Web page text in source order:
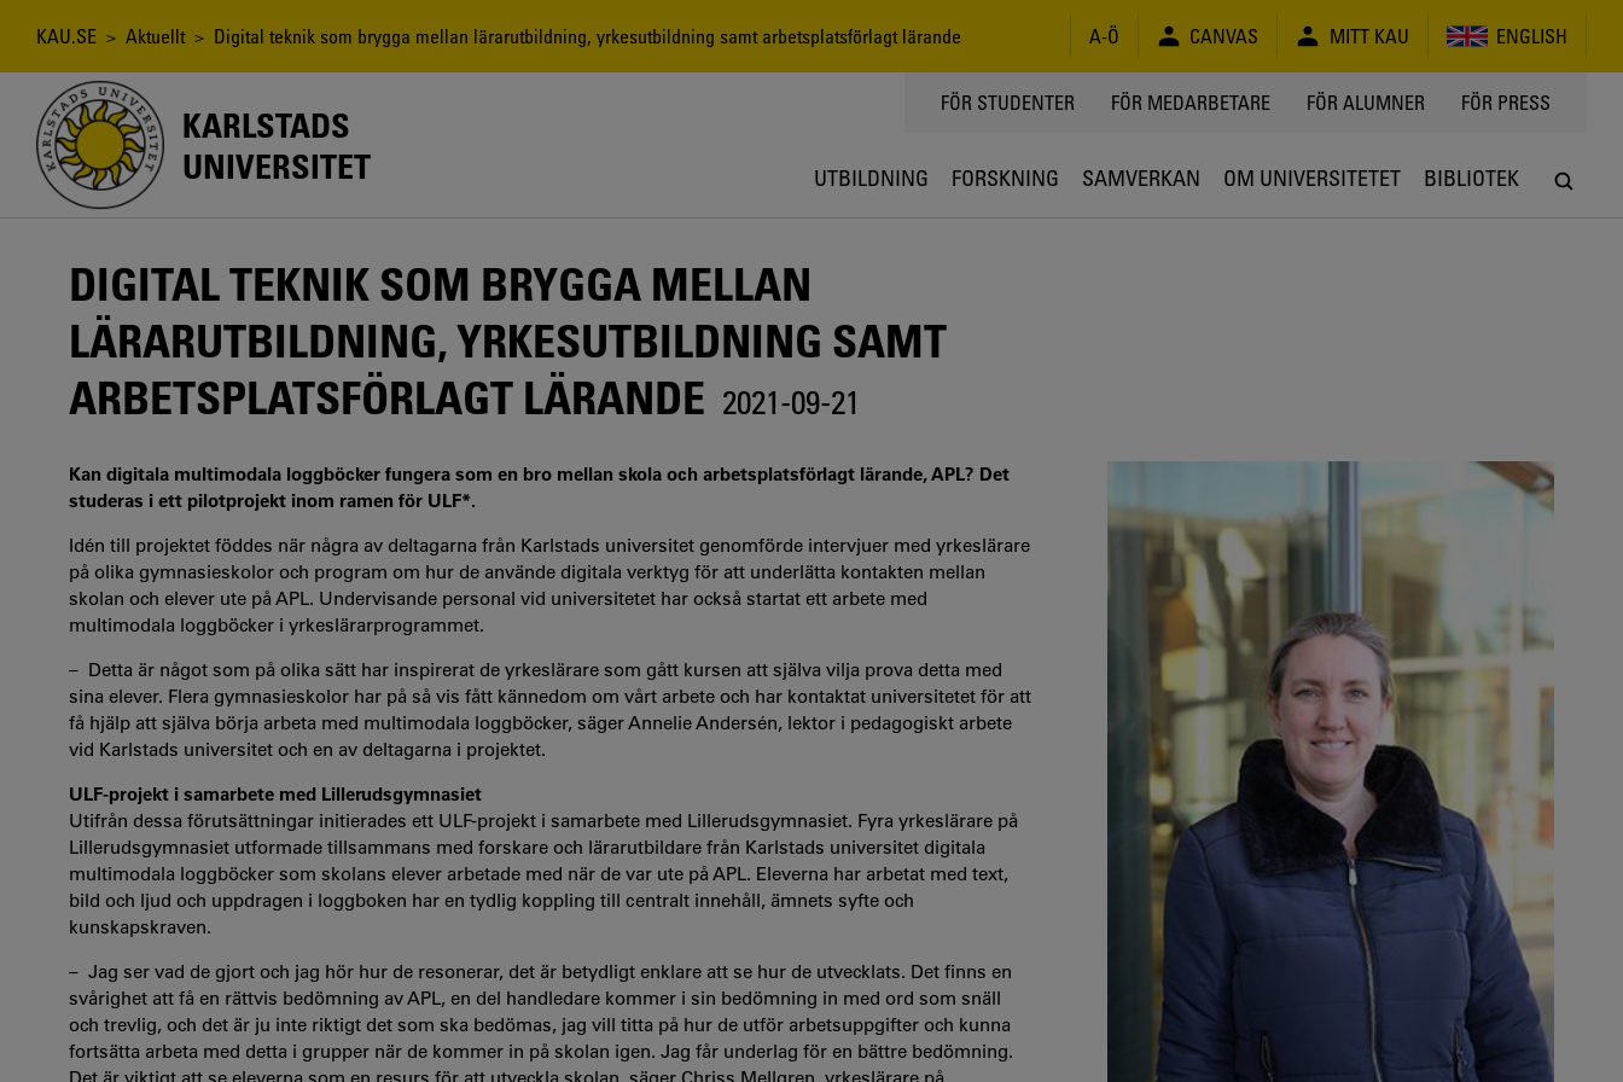
Länkstig
KAU.SE > Aktuellt > Digital teknik som brygga mellan lärarutbildning, yrkesutbildning samt arbetsplatsförlagt lärande A-Ö CANVAS MITT KAU ENGLISH
KARLSTADS
UNIVERSITET
TOPPMENY
FÖR STUDENTER FÖR MEDARBETARE FÖR ALUMNER FÖR PRESS
UTBILDNING FORSKNING SAMVERKAN OM UNIVERSITETET BIBLIOTEK
DIGITAL TEKNIK SOM BRYGGA MELLAN
LÄRARUTBILDNING, YRKESUTBILDNING SAMT
ARBETSPLATSFÖRLAGT LÄRANDE 2021-09-21
Kan digitala multimodala loggböcker fungera som en bro mellan skola och arbetsplatsförlagt lärande, APL? Det
studeras i ett pilotprojekt inom ramen för ULF*.
Idén till projektet föddes när några av deltagarna från Karlstads universitet genomförde intervjuer med yrkeslärare
på olika gymnasieskolor och program om hur de använde digitala verktyg för att underlätta kontakten mellan
skolan och elever ute på APL. Undervisande personal vid universitetet har också startat ett arbete med
multimodala loggböcker i yrkeslärarprogrammet.
– Detta är något som på olika sätt har inspirerat de yrkeslärare som gått kursen att själva vilja prova detta med
sina elever. Flera gymnasieskolor har på så vis fått kännedom om vårt arbete och har kontaktat universitetet för att
få hjälp att själva börja arbeta med multimodala loggböcker, säger Annelie Andersén, lektor i pedagogiskt arbete
vid Karlstads universitet och en av deltagarna i projektet.
ULF-projekt i samarbete med Lillerudsgymnasiet
Utifrån dessa förutsättningar initierades ett ULF-projekt i samarbete med Lillerudsgymnasiet. Fyra yrkeslärare på
Lillerudsgymnasiet utformade tillsammans med forskare och lärarutbildare från Karlstads universitet digitala
multimodala loggböcker som skolans elever arbetade med när de var ute på APL. Eleverna har arbetat med text,
bild och ljud och uppdragen i loggboken har en tydlig koppling till centralt innehåll, ämnets syfte och
kunskapskraven.
– Jag ser vad de gjort och jag hör hur de resonerar, det är betydligt enklare att se hur de utvecklats. Det finns en
svårighet att få en rättvis bedömning av APL, en del handledare kommer i sin bedömning in med ord som snäll
och trevlig, och det är ju inte riktigt det som ska bedömas, jag vill titta på hur de utför arbetsuppgifter och kunna
fortsätta arbeta med detta i grupper när de kommer in på skolan igen. Jag får underlag för en bättre bedömning.